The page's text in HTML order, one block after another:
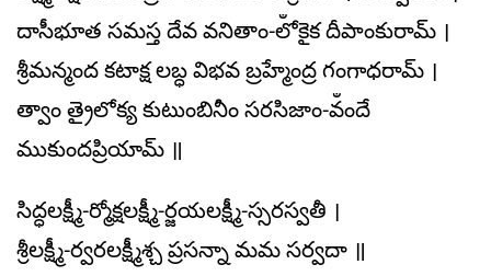
దాసీభూత సమస్త దేవ వనితాం-లోఀకైక దీపాంకురామ్ ।
శ్రీమన్మంద కటాక్ష లబ్ధ విభవ బ్రహ్మేంద్ర గంగాధరామ్ ।
త్వాం త్రైలోక్య కుటుంబినీం సరసిజాం-వంఀదే
ముకుందప్రియామ్ ॥
సిద్ధలక్ష్మీ-ర్మోక్షలక్ష్మీ-ర్జయలక్ష్మీ-స్సరస్వతీ ।
శ్రీలక్ష్మీ-ర్వరలక్ష్మీశ్చ ప్రసన్నా మమ సర్వదా ॥